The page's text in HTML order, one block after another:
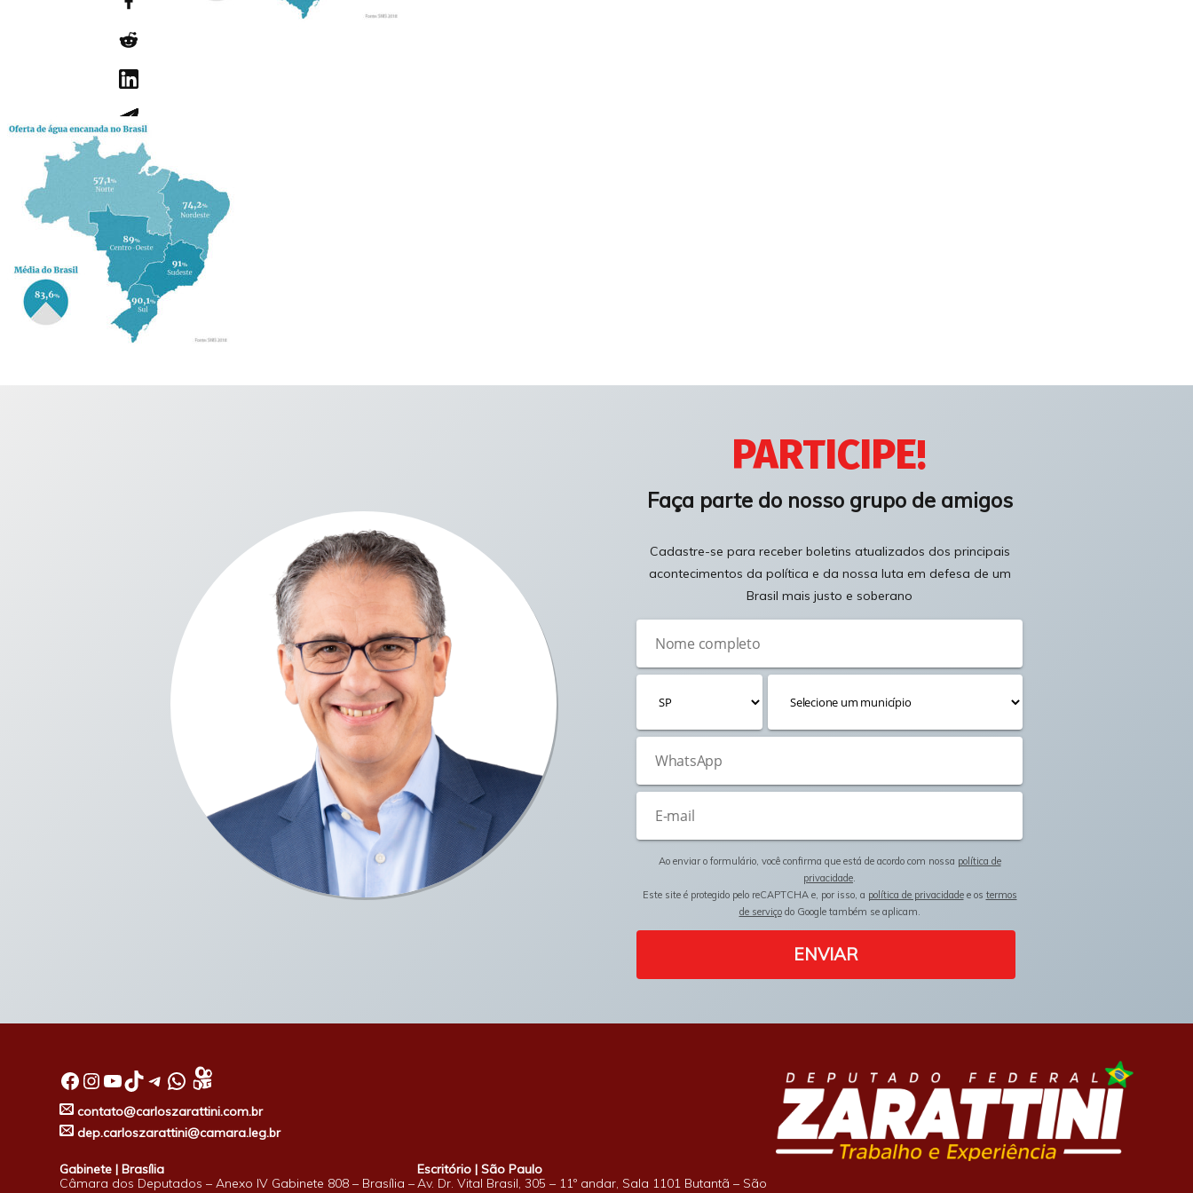
PARTICIPE!
Faça parte do nosso grupo de amigos
Cadastre-se para receber boletins atualizados dos principais
acontecimentos da política e da nossa luta em defesa de um
Brasil mais justo e soberano
Ao enviar o formulário, você confirma que está de acordo com nossa política de
privacidade
Este site é protegido pelo reCAPTCHA e, por isso, a política de privacidadee os termos
de serviçodo Google também se aplicam.
ENVIAR
Facebook InstagramYoutube TikTok Telegram WhatsApp
contato@carloszarattini.com.br
dep.carloszarattini@camara.leg.br
Gabinete | Brasília
Câmara dos Deputados – Anexo IV Gabinete 808 – Brasília –
Escritório | São Paulo
Av. Dr. Vital Brasil, 305 – 11º andar, Sala 1101 Butantã – São